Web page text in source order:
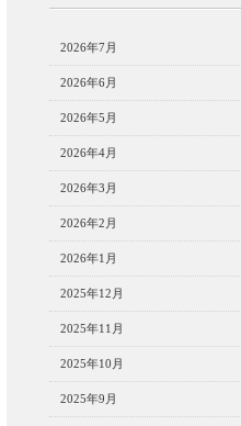
2026年7月
2026年6月
2026年5月
2026年4月
2026年3月
2026年2月
2026年1月
2025年12月
2025年11月
2025年10月
2025年9月